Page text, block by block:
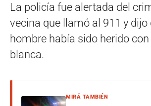
La policía fue alertada del
vecina que llamó al 911 y dijo
hombre había sido herido
blanca.
MIRÁ TAMBIÉN